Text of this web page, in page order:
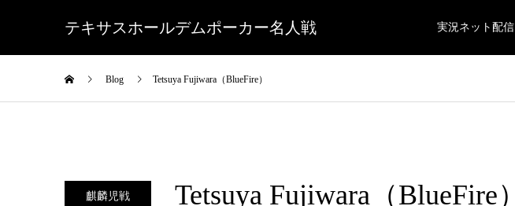
テキサスホールデムポーカー名人戦 実況ネット配信
Blog Tetsuya Fujiwara（BlueFire）
麒麟児戦
Tetsuya Fujiwara（BlueFire）